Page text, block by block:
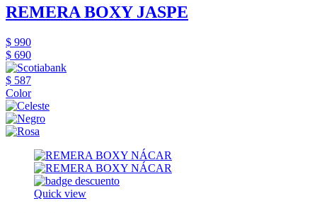
REMERA BOXY JASPE
$ 990
$ 690
$ 587
Color
Quick view